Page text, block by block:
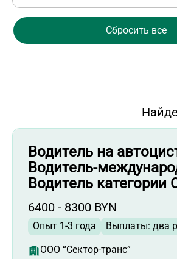
Сбросить все
Водитель на
Водитель-
Водитель категории
6400 - 8300 BYN
Опыт 1-3 года Выплаты: два
ООО “Сектор-транс”